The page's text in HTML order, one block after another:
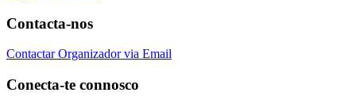
Contacta-nos
Contactar Organizador via Email
Conecta-te connosco